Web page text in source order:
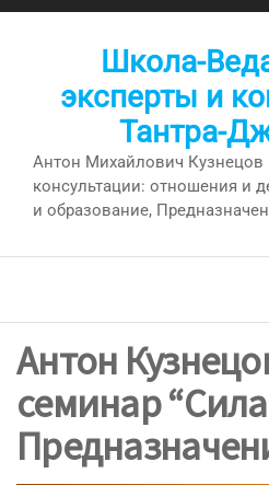
Перейти
Школа-
эксперты и
Тантра-
Антон Михайлович Кузнецов
консультации: отношения и
и образование,
Антон
семинар “Сила